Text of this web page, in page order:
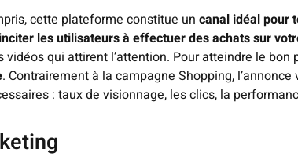
cette plateforme constitue un canal idéal pour
les utilisateurs à effectuer des achats sur
vidéos qui attirent l’attention. Pour atteindre le bon
. Contrairement à la campagne Shopping,
: taux de visionnage, les clics, la